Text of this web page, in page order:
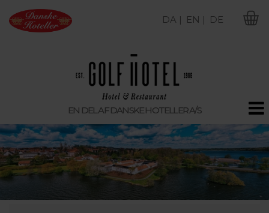
EN DEL AF DANSKE HOTELLER A/S
DA | EN | DE